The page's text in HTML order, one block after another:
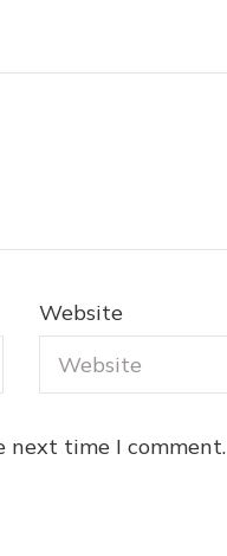
Website
next time I comment.